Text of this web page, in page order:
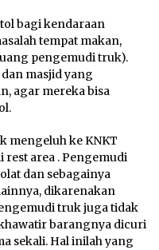
bagi kendaraan
tempat makan,
pengemudi truk).
masjid yang
agar mereka bisa
mengeluh ke KNKT
area . Pengemudi
dan sebagainya
dikarenakan
truk juga tidak
barangnya dicuri
sekali. Hal inilah yang